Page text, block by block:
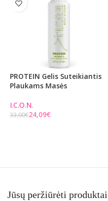
PROTEIN Gelis Suteikiantis
Plaukams Masės
I.C.O.N.
33,00€24,09€
Jūsų peržiūrėti produktai